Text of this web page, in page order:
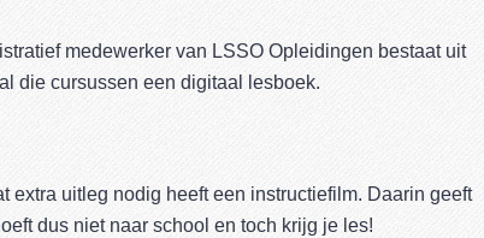
medewerker van LSSO Opleidingen bestaat uit
die cursussen een digitaal lesboek.
extra uitleg nodig heeft een instructiefilm. Daarin geeft
dus niet naar school en toch krijg je les!